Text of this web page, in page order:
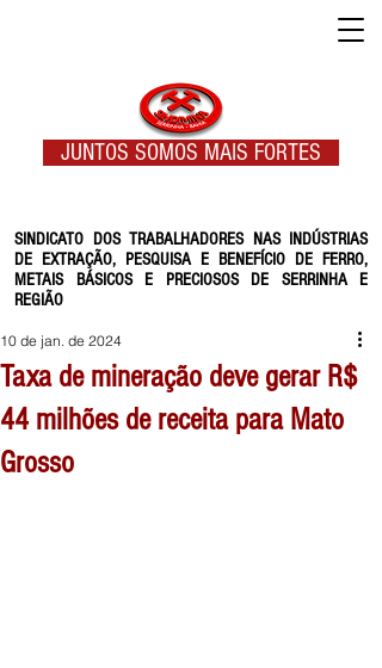
SINDICATO DOS TRABALHADORES NAS INDÚSTRIAS
DE EXTRAÇÃO, PESQUISA E BENEFÍCIO DE FERRO,
METAIS BÁSICOS E PRECIOSOS DE SERRINHA E
REGIÃO
JUNTOS SOMOS MAIS FORTES
Taxa de mineração deve gerar R$
44 milhões de receita para Mato
Grosso
10 de jan. de 2024